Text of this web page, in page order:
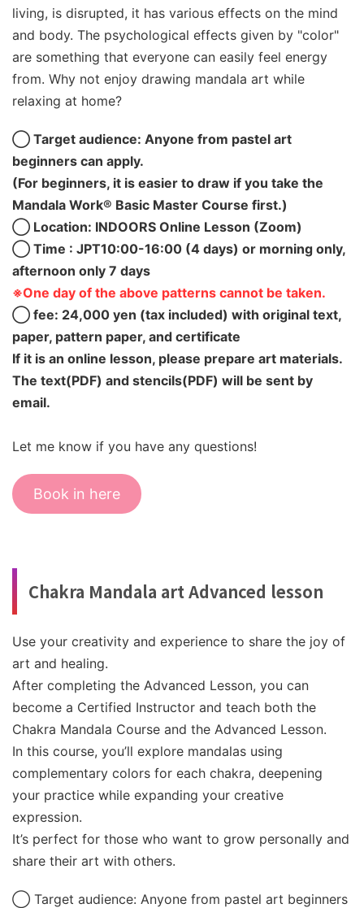
living, is disrupted, it has various effects on the mind
and body. The psychological effects given by "color"
are something that everyone can easily feel energy
from. Why not enjoy drawing mandala art while
relaxing at home?
◯ Target audience: Anyone from pastel art
beginners can apply.
(For beginners, it is easier to draw if you take the
Mandala Work® Basic Master Course first.)
◯ Location: INDOORS Online Lesson (Zoom)
◯ Time : JPT10:00-16:00 (4 days) or morning only,
afternoon only 7 days
※One day of the above patterns cannot be taken.
◯ fee: 24,000 yen (tax included) with original text,
paper, pattern paper, and certificate
If it is an online lesson, please prepare art materials.
The text(PDF) and stencils(PDF) will be sent by
email.
Let me know if you have any questions!
Book in here
Chakra Mandala art Advanced lesson
Use your creativity and experience to share the joy of
art and healing.
After completing the Advanced Lesson, you can
become a Certified Instructor and teach both the
Chakra Mandala Course and the Advanced Lesson.
In this course, you’ll explore mandalas using
complementary colors for each chakra, deepening
your practice while expanding your creative
expression.
It’s perfect for those who want to grow personally and
share their art with others.
◯ Target audience: Anyone from pastel art beginners